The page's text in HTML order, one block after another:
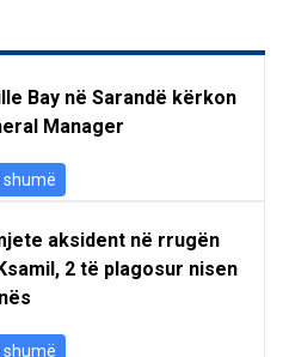
Bay në Sarandë kërkon
Manager
shumë
aksident në rrugën
2 të plagosur nisen
shumë